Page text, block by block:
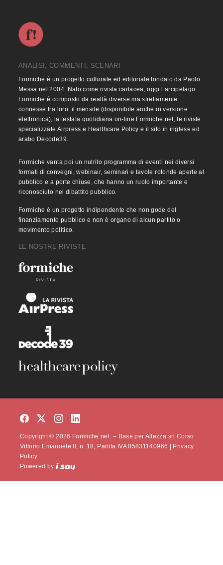
ANALISI, COMMENTI, SCENARI
Formiche è un progetto culturale ed editoriale fondato da Paolo
Messa nel 2004. Nato come rivista cartacea, oggi l’arcipelago
Formiche è composto da realtà diverse ma strettamente
connesse fra loro: il mensile (disponibile anche in versione
elettronica), la testata quotidiana on-line Formiche.net, le riviste
specializzate Airpress e Healthcare Policy e il sito in inglese ed
arabo Decode39.
Formiche vanta poi un nutrito programma di eventi nei diversi
formati di convegni, webinair, seminari e tavole rotonde aperte al
pubblico e a porte chiuse, che hanno un ruolo importante e
riconosciuto nel dibattito pubblico.
Formiche è un progetto indipendente che non gode del
finanziamento pubblico e non è organo di alcun partito o
movimento politico.
LE NOSTRE RIVISTE
Copyright © 2026 Formiche.net. – Base per Altezza srl Corso
Vittorio Emanuele II, n. 18, Partita IVA 05831140966 |
Privacy
Policy.
Powered by